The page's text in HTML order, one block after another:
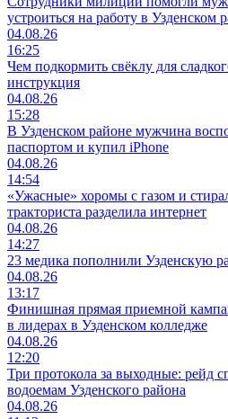
устроиться на работу в Узденском
04.08.26
16:25
Чем подкормить свёклу для
инструкция
04.08.26
15:28
В Узденском районе мужчина
паспортом и купил iPhone
04.08.26
14:54
«Ужасные» хоромы с газом и
тракториста разделила интернет
04.08.26
14:27
23 медика пополнили Узденскую
04.08.26
13:17
Финишная прямая приемной
в лидерах в Узденском колледже
04.08.26
12:20
Три протокола за выходные: рейд
водоемам Узденского района
04.08.26